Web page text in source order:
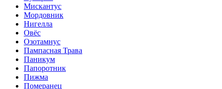
Мискантус
Мордовник
Нигелла
Овёс
Озотамнус
Пампасная Трава
Паникум
Папоротник
Пижма
Померанец